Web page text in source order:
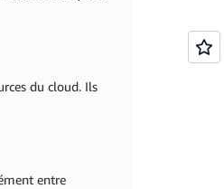
du cloud. Ils
entre